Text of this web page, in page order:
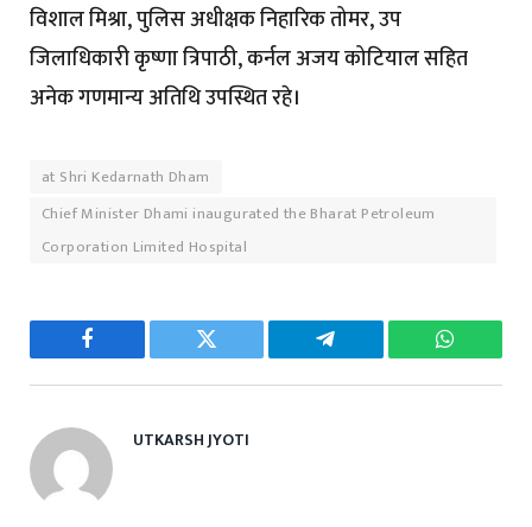
विशाल मिश्रा, पुलिस अधीक्षक निहारिक तोमर, उप
जिलाधिकारी कृष्णा त्रिपाठी, कर्नल अजय कोटियाल सहित
अनेक गणमान्य अतिथि उपस्थित रहे।
at Shri Kedarnath Dham
Chief Minister Dhami inaugurated the Bharat Petroleum
Corporation Limited Hospital
Facebook Twitter Telegram
UTKARSH JYOTI